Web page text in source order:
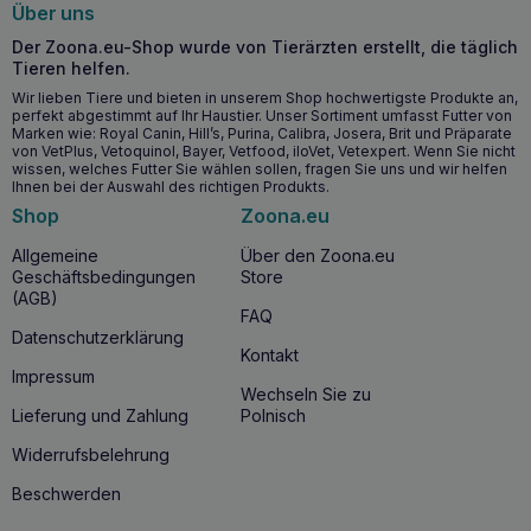
Befeuchtet und pflegt das Fell und verhindert das
Austrocknen.
Die hypoallergene Formel ist sicher für empfindliche
Tierhaut.
Natürliche Öle wie Nelke und Lavendel bieten
zusätzliche Pflegeeigenschaften.
Ab wann lohnt sich die Anwendung?
TOTOBI Natural Tick Mist kann das ganze Jahr über
verwendet werden, ist aber besonders in Zeiten erhöhter
Zeckenaktivität, also im Frühjahr und Sommer, zu
empfehlen. Das Produkt kann gefahrlos bei Hunden und
Katzen jeden Alters angewendet werden, auch bei
Jungtieren und solchen mit Allergien. Es ist ratsam, das
Produkt vor jedem Spaziergang aufzutragen, insbesondere
in Grünanlagen, um einen umfassenden Schutz vor Insekten
Warum dieses Produkt kaufen?
TOTOBI Natural Tick Mist
Über uns
Der Zoona.eu-Shop wurde von Tierärzten erstellt, die täglich
Tieren helfen.
Wir lieben Tiere und bieten in unserem Shop hochwertigste Produkte an,
perfekt abgestimmt auf Ihr Haustier. Unser Sortiment umfasst Futter von
Marken wie: Royal Canin, Hill’s, Purina, Calibra, Josera, Brit und Präparate
von VetPlus, Vetoquinol, Bayer, Vetfood, iloVet, Vetexpert. Wenn Sie nicht
wissen, welches Futter Sie wählen sollen, fragen Sie uns und wir helfen
Ihnen bei der Auswahl des richtigen Produkts.
Shop
Allgemeine
Geschäftsbedingungen
(AGB)
Datenschutzerklärung
Impressum
Lieferung und Zahlung
Widerrufsbelehrung
Beschwerden
Zoona.eu
Über den Zoona.eu
Store
FAQ
Kontakt
Wechseln Sie zu
Polnisch